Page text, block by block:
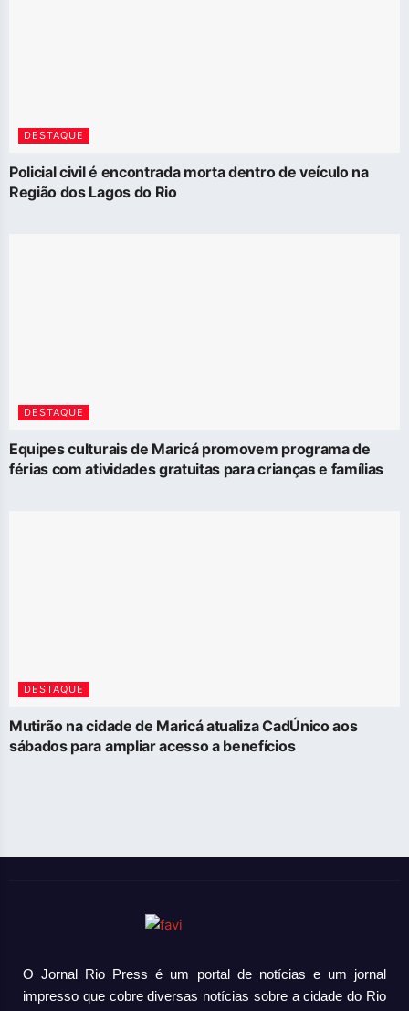
DESTAQUE
Policial civil é encontrada morta dentro de veículo na
Região dos Lagos do Rio
DESTAQUE
Equipes culturais de Maricá promovem programa de
férias com atividades gratuitas para crianças e famílias
DESTAQUE
Mutirão na cidade de Maricá atualiza CadÚnico aos
sábados para ampliar acesso a benefícios
O Jornal Rio Press é um portal de notícias e um jornal
impresso que cobre diversas notícias sobre a cidade do Rio